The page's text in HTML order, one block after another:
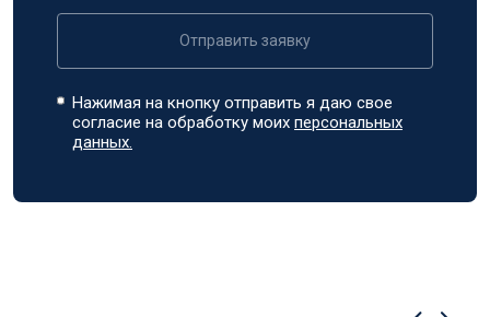
Отправить заявку
Нажимая на кнопку отправить я даю свое
согласие на обработку моихперсональных
данных.